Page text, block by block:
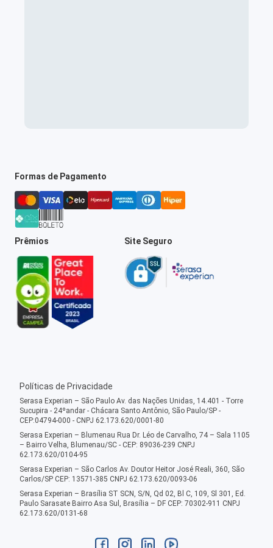
Formas de Pagamento
Prêmios Site Seguro
Políticas de Privacidade
Serasa Experian – São Paulo Av. das Nações Unidas, 14.401 - Torre
Sucupira - 24ºandar - Chácara Santo Antônio, São Paulo/SP -
CEP:04794-000 - CNPJ 62.173.620/0001-80
Serasa Experian – Blumenau Rua Dr. Léo de Carvalho, 74 – Sala 1105
– Bairro Velha, Blumenau/SC - CEP: 89036-239 CNPJ
62.173.620/0104-95
Serasa Experian – São Carlos Av. Doutor Heitor José Reali, 360, São
Carlos/SP CEP: 13571-385 CNPJ 62.173.620/0093-06
Serasa Experian – Brasília ST SCN, S/N, Qd 02, Bl C, 109, Sl 301, Ed.
Paulo Sarasate Bairro Asa Sul, Brasília – DF CEP: 70302-911 CNPJ
62.173.620/0131-68